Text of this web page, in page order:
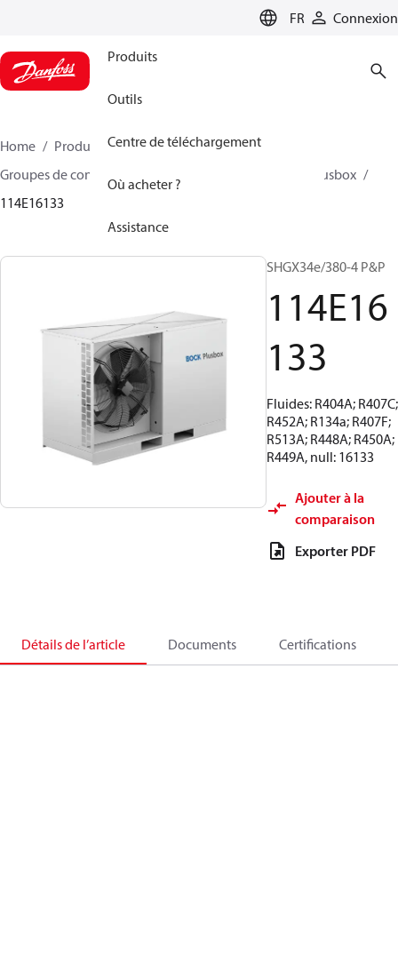
FR Connexion
Produits
Outils
Centre de téléchargement
Où acheter ?
Assistance
Home Produits
Climate Solutions - cooling
Groupes de condensation
BOCK plusbox
114E16133
SHGX34e/380-4 P&P
114E16
133
Fluides: R404A; R407C;
R452A; R134a; R407F;
R513A; R448A; R450A;
R449A, null: 16133
Ajouter à la
comparaison
Exporter PDF
Détails de l’article Documents Certifications